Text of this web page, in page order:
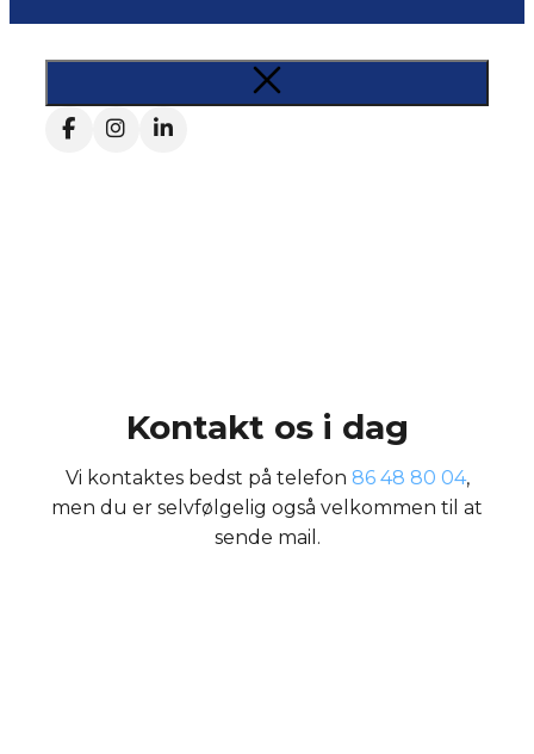
Kontakt os i dag
Vi kontaktes bedst på telefon 86 48 80 04,
men du er selvfølgelig også velkommen til at
sende mail.